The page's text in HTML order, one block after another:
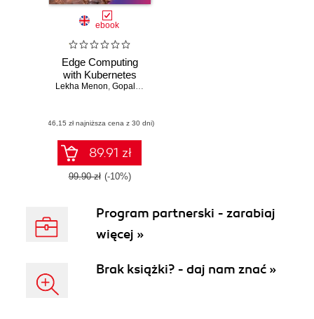
ebook
Edge Computing
with Kubernetes
Lekha Menon, Gopalakrishnan Ramamoorthy
(46,15 zł najniższa cena z 30 dni)
89.91 zł
99.90 zł (-10%)
Program partnerski - zarabiaj
więcej »
Brak książki? - daj nam znać »